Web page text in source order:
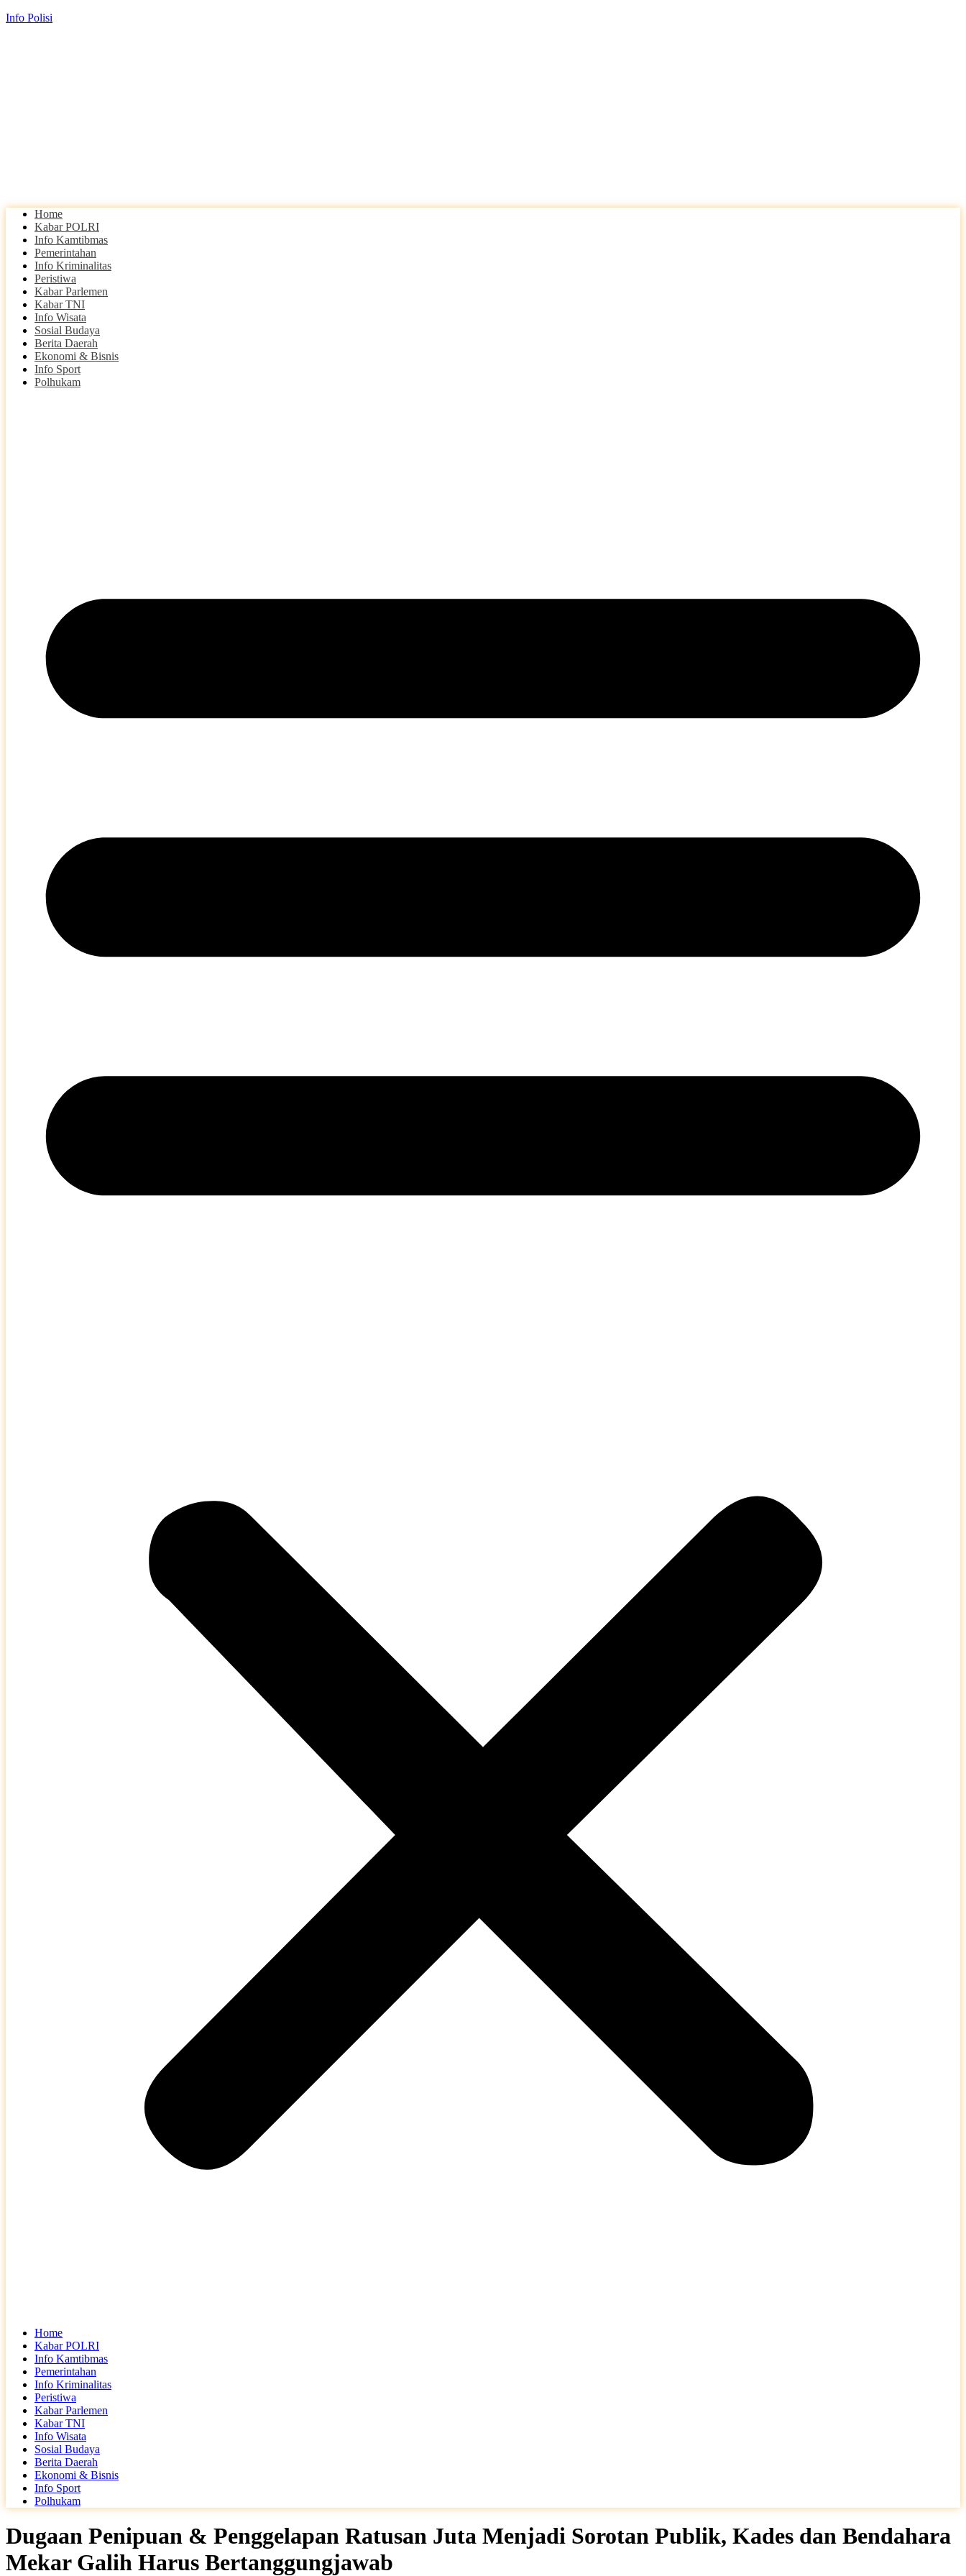
Info Polisi
Home
Kabar POLRI
Info Kamtibmas
Pemerintahan
Info Kriminalitas
Peristiwa
Kabar Parlemen
Kabar TNI
Info Wisata
Sosial Budaya
Berita Daerah
Ekonomi & Bisnis
Info Sport
Polhukam
Home
Kabar POLRI
Info Kamtibmas
Pemerintahan
Info Kriminalitas
Peristiwa
Kabar Parlemen
Kabar TNI
Info Wisata
Sosial Budaya
Berita Daerah
Ekonomi & Bisnis
Info Sport
Polhukam
Dugaan Penipuan & Penggelapan Ratusan Juta Menjadi Sorotan Publik, Kades dan Bendahara
Mekar Galih Harus Bertanggungjawab